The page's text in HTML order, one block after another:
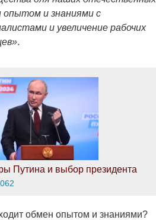
опытом и знаниями с
и увеличение рабочих
.
Путина и выбор президента
обмен опытом и знаниями?